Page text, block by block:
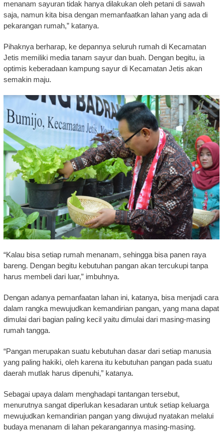
menanam sayuran tidak hanya dilakukan oleh petani di sawah
saja, namun kita bisa dengan memanfaatkan lahan yang ada di
pekarangan rumah,” katanya.
Pihaknya berharap, ke depannya seluruh rumah di Kecamatan
Jetis memiliki media tanam sayur dan buah. Dengan begitu, ia
optimis keberadaan kampung sayur di Kecamatan Jetis akan
semakin maju.
“Kalau bisa setiap rumah menanam, sehingga bisa panen raya
bareng. Dengan begitu kebutuhan pangan akan tercukupi tanpa
harus membeli dari luar,” imbuhnya.
Dengan adanya pemanfaatan lahan ini, katanya, bisa menjadi cara
dalam rangka mewujudkan kemandirian pangan, yang mana dapat
dimulai dari bagian paling kecil yaitu dimulai dari masing-masing
rumah tangga.
“Pangan merupakan suatu kebutuhan dasar dari setiap manusia
yang paling hakiki, oleh karena itu kebutuhan pangan pada suatu
daerah mutlak harus dipenuhi,” katanya.
Sebagai upaya dalam menghadapi tantangan tersebut,
menurutnya sangat diperlukan kesadaran untuk setiap keluarga
mewujudkan kemandirian pangan yang diwujud nyatakan melalui
budaya menanam di lahan pekarangannya masing-masing.